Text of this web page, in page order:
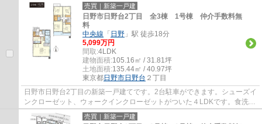
売買｜新築一戸建
日野市日野台2丁目 全3棟 1号棟 仲介手数料無
料
中央線 「 日野 」駅 徒歩18分
5,099万円
間取:4LDK
建物面積:105.16㎡ / 31.81坪
土地面積:135.44㎡ / 40.97坪
東京都日野市日野台 ２丁目
日野市日野台2丁目の新築一戸建てです。2台駐車ができます。シューズイ
ンクローゼット、ウォークインクローゼットがついた４LDKです。食洗機
や浴室乾燥機等、設備も充実しています。日...
売買｜新築一戸建